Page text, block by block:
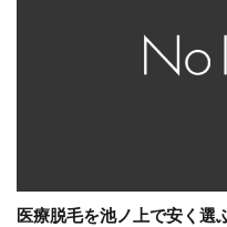
医療脱毛を池ノ上で安く選